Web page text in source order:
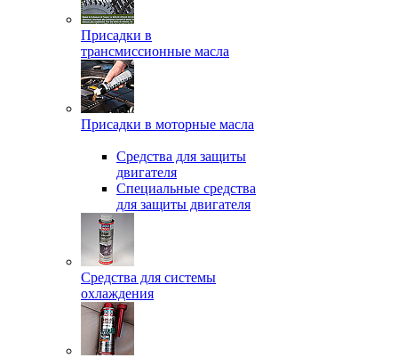
Присадки в
трансмиссионные масла
Присадки в моторные масла
Средства для защиты
двигателя
Специальныe средства
для защиты двигателя
Средства для системы
охлаждения